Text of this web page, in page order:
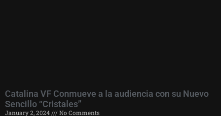
Catalina VF Conmueve a la audiencia con su Nuevo
Sencillo “Cristales”
January 2, 2024 No Comments